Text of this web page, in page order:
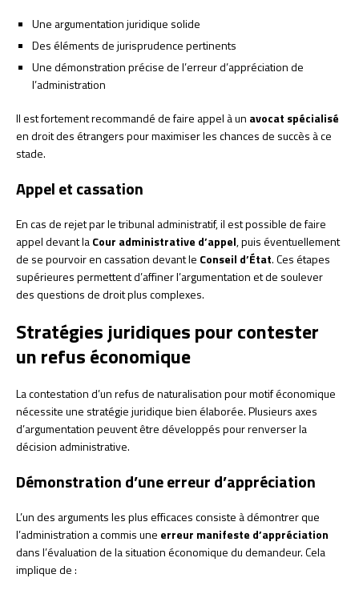
Une argumentation juridique solide
Des éléments de jurisprudence pertinents
Une démonstration précise de l’erreur d’appréciation de
l’administration
Il est fortement recommandé de faire appel à un avocat spécialisé
en droit des étrangers pour maximiser les chances de succès à ce
stade.
Appel et cassation
En cas de rejet par le tribunal administratif, il est possible de faire
appel devant laCour administrative d’appel, puis éventuellement
de se pourvoir en cassation devant le Conseil d’État. Ces étapes
supérieures permettent d’affiner l’argumentation et de soulever
des questions de droit plus complexes.
Stratégies juridiques pour contester
un refus économique
La contestation d’un refus de naturalisation pour motif économique
nécessite une stratégie juridique bien élaborée. Plusieurs axes
d’argumentation peuvent être développés pour renverser la
décision administrative.
Démonstration d’une erreur d’appréciation
L’un des arguments les plus efficaces consiste à démontrer que
l’administration a commis une erreur manifeste d’appréciation
dans l’évaluation de la situation économique du demandeur. Cela
implique de :